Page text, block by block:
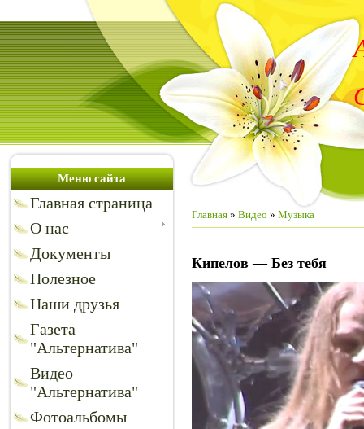
Меню сайта
Главная страница
О нас
Документы
Полезное
Наши друзья
Газета
"Альтернатива"
Видео
"Альтернатива"
Фотоальбомы
Главная » Видео » Музыка
Кипелов — Без тебя